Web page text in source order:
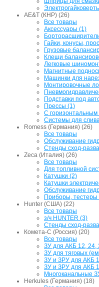
AE&T (КНР) (26)
Все товары
Аксессуары (1)
Гайки, конусы,
Грузовые
Клещи
Легковые
Магнитные
Машинки для
Монтировочные
Подставки под
Прессы (1)
С
Системы для
Romess (Германия) (26)
Все товары
Обслуживание
Стенды сход-
Zeca (Италия) (26)
Все товары
Для топливной
Катушки (2)
Катушки
Обслуживание
Приборы, тестеры
Hunter (США) (22)
Все товары
з/ч HUNTER (3)
Стенды сход-
Комета-С (Россия) (20)
Все товары
ЗУ для АКБ 12, 24,
ЗУ для тяговых
ЗУ и ЗРУ для АКБ
ЗУ и ЗРУ для АКБ
Многоканальные
Herkules (Германия) (18)